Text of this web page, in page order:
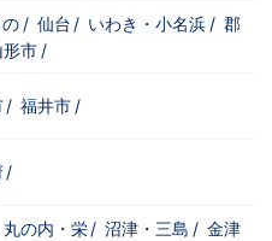
/ 仙台 / いわき・小名浜 / 郡
形市 /
/ 福井市 /
/
の内・栄 / 沼津・三島 / 金津